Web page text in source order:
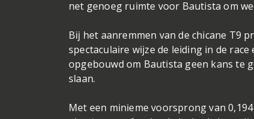
net genoeg ruimte voor Bautista om
Bij het aanremmen van de chicane T9
spectaculaire wijze de leiding in de
opgebouwd om Bautista geen kans te
slaan.
Met een minieme voorsprong van